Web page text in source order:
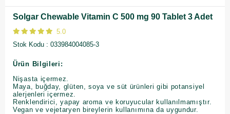
Solgar Chewable Vitamin C 500 mg 90 Tablet 3 Adet
5.0
Stok Kodu
033984004085-3
Ürün Bilgileri:
Nişasta içermez.
Maya, buğday, glüten, soya ve süt ürünleri gibi potansiyel
alerjenleri içermez.
Renklendirici, yapay aroma ve koruyucular kullanılmamıştır.
Vegan ve vejetaryen bireylerin kullanımına da uygundur.